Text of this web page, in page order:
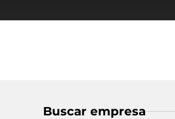
Buscar empresa